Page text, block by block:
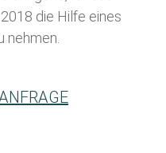
die Hilfe eines
nehmen.